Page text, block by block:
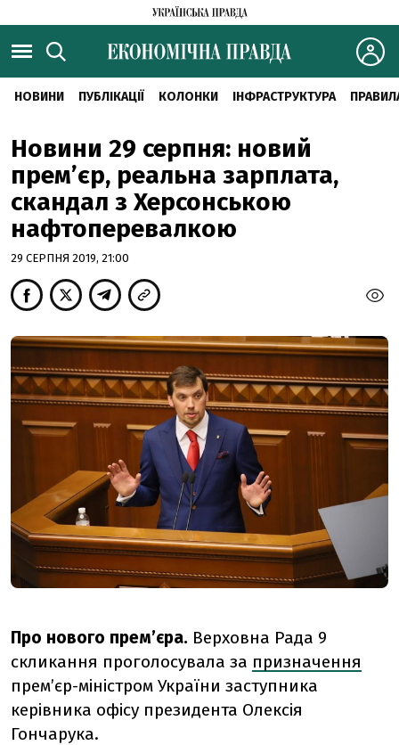
НОВИНИ ПУБЛІКАЦІЇ КОЛОНКИ ІНФРАСТРУКТУРА
Новини 29 серпня: новий
прем’єр, реальна зарплата,
скандал з Херсонською
нафтоперевалкою
29 СЕРПНЯ 2019, 21:00
Про нового прем’єра. Верховна Рада 9
скликання проголосувала за призначення
прем’єр-міністром України заступника
керівника офісу президента Олексія
Гончарука.